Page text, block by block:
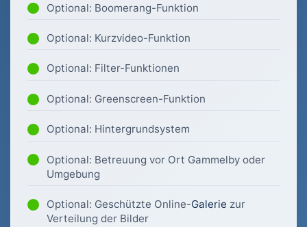
Optional: Boomerang-Funktion
Optional: Kurzvideo-Funktion
Optional: Filter-Funktionen
Optional: Greenscreen-Funktion
Optional: Hintergrundsystem
Optional: Betreuung vor Ort Gammelby oder
Umgebung
Optional: Geschützte Online-Galerie zur
Verteilung der Bilder